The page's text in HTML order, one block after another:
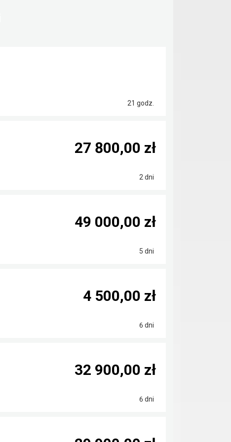
21 godz.
2 dni
27 800,00 zł
5 dni
49 000,00 zł
6 dni
4 500,00 zł
6 dni
32 900,00 zł